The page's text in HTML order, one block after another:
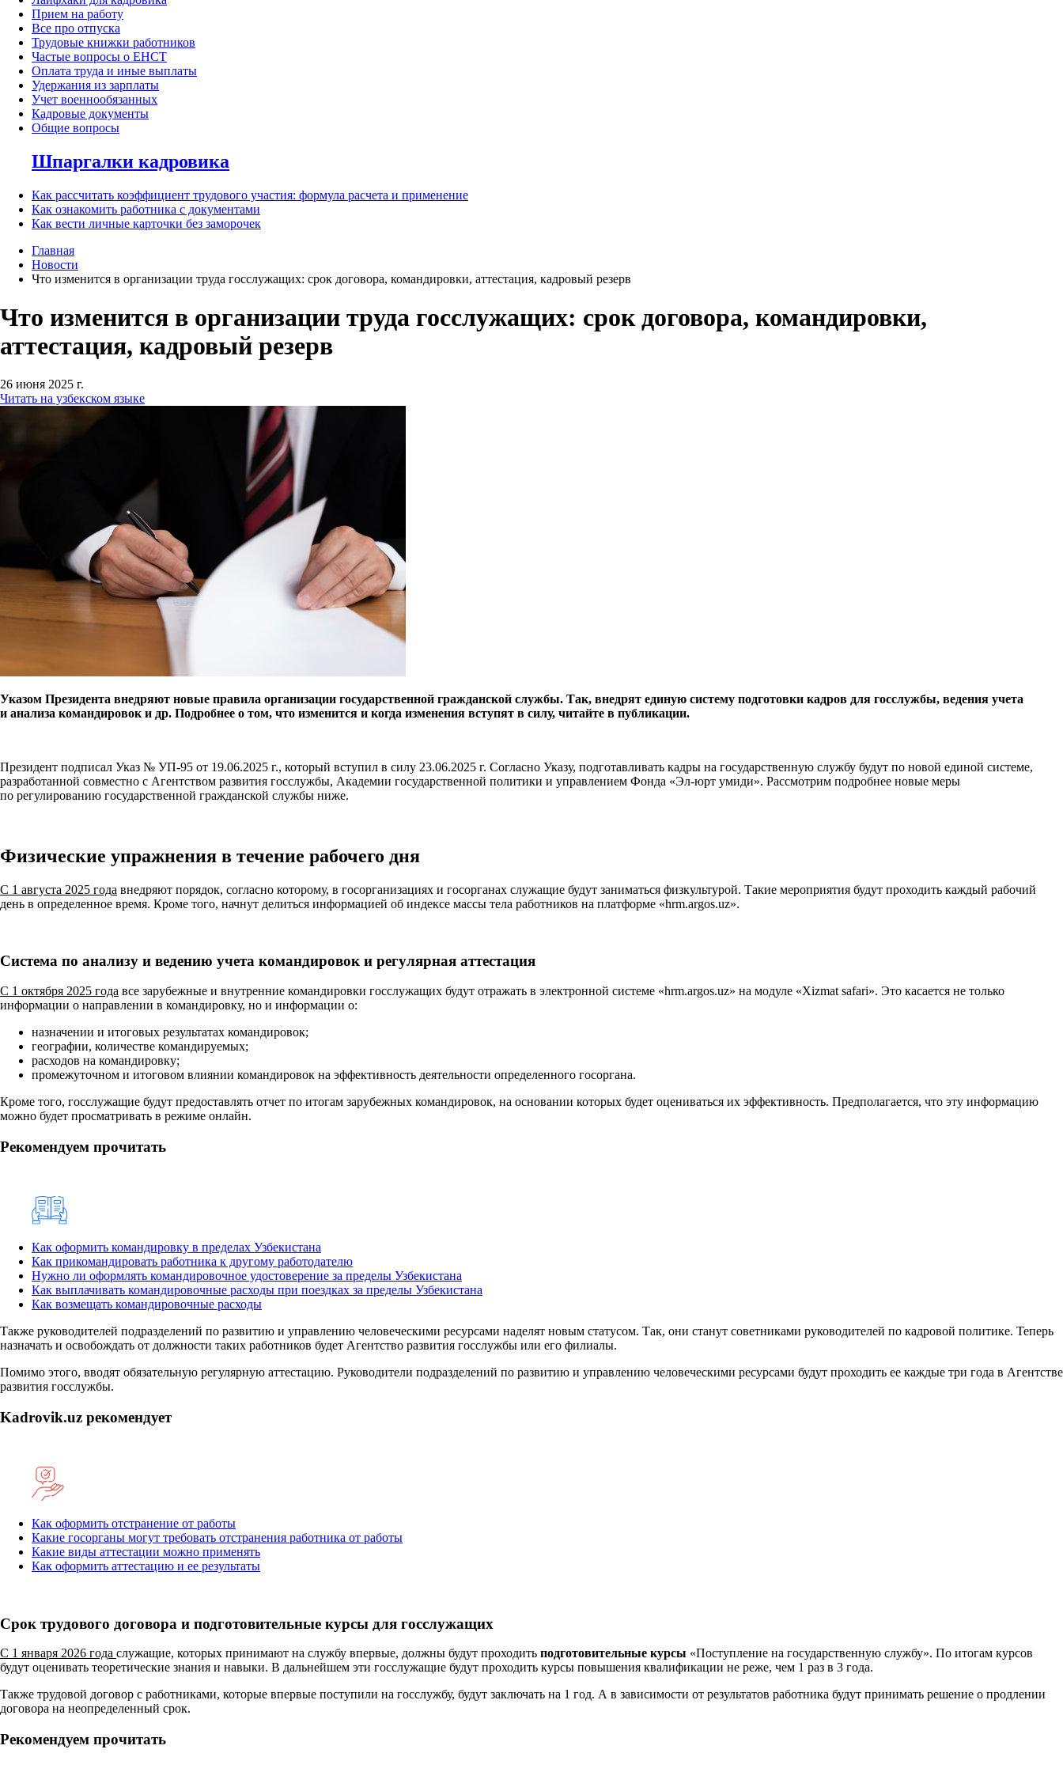
Прием на работу
Все про отпуска
Трудовые книжки работников
Частые вопросы о ЕНСТ
Оплата труда и иные выплаты
Удержания из зарплаты
Учет военнообязанных
Кадровые документы
Общие вопросы
Шпаргалки кадровика
Как рассчитать коэффициент трудового участия: формула расчета и применение
Как ознакомить работника с документами
Как вести личные карточки без заморочек
Главная
Новости
Что изменится в организации труда госслужащих: срок договора, командировки, аттестация, кадровый резерв
Что изменится в организации труда госслужащих: срок договора, командировки,
аттестация, кадровый резерв
26 июня 2025 г.
Читать на узбекском языке
Указом Президента внедряют новые правила организации государственной гражданской службы. Так, внедрят единую систему подготовки кадров для госслужбы, ведения учета
и анализа командировок и др. Подробнее о том, что изменится и когда изменения вступят в силу, читайте в публикации.
Президент подписал Указ № УП-95 от 19.06.2025 г., который вступил в силу 23.06.2025 г. Согласно Указу, подготавливать кадры на государственную службу будут по новой единой системе,
разработанной совместно с Агентством развития госслужбы, Академии государственной политики и управлением Фонда «Эл-юрт умиди». Рассмотрим подробнее новые меры
по регулированию государственной гражданской службы ниже.
Физические упражнения в течение рабочего дня
С 1 августа 2025 года внедряют порядок, согласно которому, в госорганизациях и госорганах служащие будут заниматься физкультурой. Такие мероприятия будут проходить каждый рабочий
день в определенное время. Кроме того, начнут делиться информацией об индексе массы тела работников на платформе «hrm.argos.uz».
Система по анализу и ведению учета командировок и регулярная аттестация
С 1 октября 2025 года все зарубежные и внутренние командировки госслужащих будут отражать в электронной системе «hrm.argos.uz» на модуле «Xizmat safari». Это касается не только
информации о направлении в командировку, но и информации о:
назначении и итоговых результатах командировок;
географии, количестве командируемых;
расходов на командировку;
промежуточном и итоговом влиянии командировок на эффективность деятельности определенного госоргана.
Кроме того, госслужащие будут предоставлять отчет по итогам зарубежных командировок, на основании которых будет оцениваться их эффективность. Предполагается, что эту информацию
можно будет просматривать в режиме онлайн.
Рекомендуем прочитать
Как оформить командировку в пределах Узбекистана
Как прикомандировать работника к другому работодателю
Нужно ли оформлять командировочное удостоверение за пределы Узбекистана
Как выплачивать командировочные расходы при поездках за пределы Узбекистана
Как возмещать командировочные расходы
Также руководителей подразделений по развитию и управлению человеческими ресурсами наделят новым статусом. Так, они станут советниками руководителей по кадровой политике. Теперь
назначать и освобождать от должности таких работников будет Агентство развития госслужбы или его филиалы.
Помимо этого, вводят обязательную регулярную аттестацию. Руководители подразделений по развитию и управлению человеческими ресурсами будут проходить ее каждые три года в Агентстве
развития госслужбы.
Kadrovik.uz рекомендует
Как оформить отстранение от работы
Какие госорганы могут требовать отстранения работника от работы
Какие виды аттестации можно применять
Как оформить аттестацию и ее результаты
Срок трудового договора и подготовительные курсы для госслужащих
С 1 января 2026 года служащие, которых принимают на службу впервые, должны будут проходить подготовительные курсы «Поступление на государственную службу». По итогам курсов
будут оценивать теоретические знания и навыки. В дальнейшем эти госслужащие будут проходить курсы повышения квалификации не реже, чем 1 раз в 3 года.
Также трудовой договор с работниками, которые впервые поступили на госслужбу, будут заключать на 1 год. А в зависимости от результатов работника будут принимать решение о продлении
договора на неопределенный срок.
Рекомендуем прочитать